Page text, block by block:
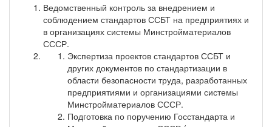
Ведомственный контроль за внедрением и
соблюдением стандартов ССБТ на предприятиях и
в организациях системы Минстройматериалов
СССР.
Экспертиза проектов стандартов ССБТ и
других документов по стандартизации в
области безопасности труда, разработанных
предприятиями и организациями системы
Минстройматериалов СССР.
Подготовка по поручению Госстандарта и